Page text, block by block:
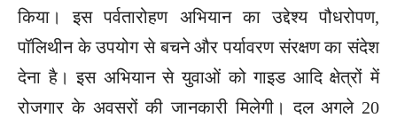
किया। इस पर्वतारोहण अभियान का उद्देश्य पौधरोपण,
पॉलिथीन के उपयोग से बचने और पर्यावरण संरक्षण का संदेश
देना है। इस अभियान से युवाओं को गाइड आदि क्षेत्रों में
रोजगार के अवसरों की जानकारी मिलेगी। दल अगले 20